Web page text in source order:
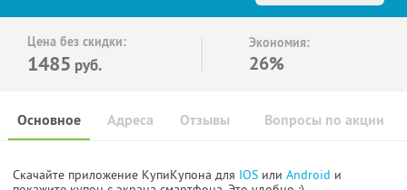
Цена без скидки:
1485 руб.
Экономия:
26%
Основное Отзывы Вопросы по акции
Адреса
Скачайте приложение КупиКупона для IOS или Android и